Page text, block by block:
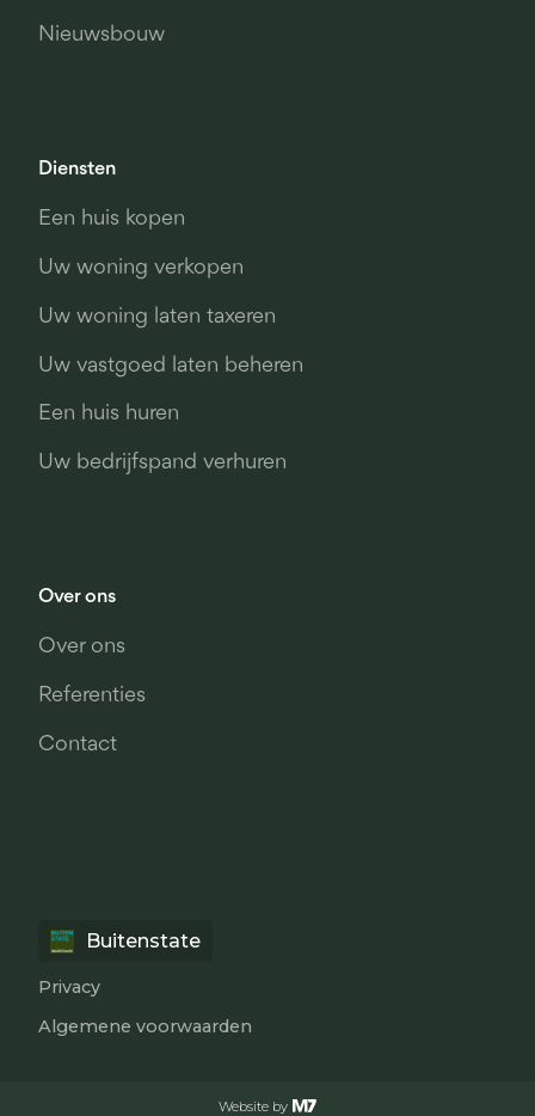
Nieuwsbouw
Diensten
Een huis kopen
Uw woning verkopen
Uw woning laten taxeren
Uw vastgoed laten beheren
Een huis huren
Uw bedrijfspand verhuren
Over ons
Over ons
Referenties
Contact
Buitenstate
Privacy
Algemene voorwaarden
Website by